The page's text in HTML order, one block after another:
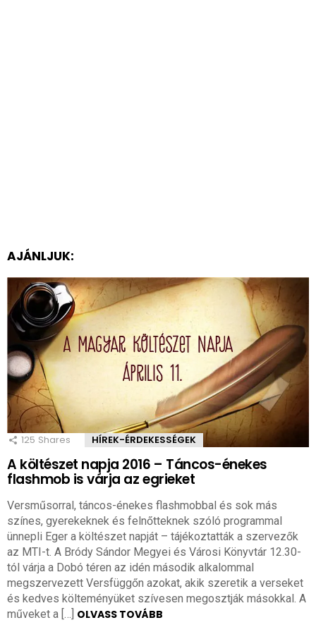
AJÁNLJUK:
125 Shares HÍREK-ÉRDEKESSÉGEK
A költészet napja 2016 – Táncos-énekes
flashmob is várja az egrieket
Versműsorral, táncos-énekes flashmobbal és sok más
színes, gyerekeknek és felnőtteknek szóló programmal
ünnepli Eger a költészet napját – tájékoztatták a szervezők
az MTI-t. A Bródy Sándor Megyei és Városi Könyvtár 12.30-
tól várja a Dobó téren az idén második alkalommal
megszervezett Versfüggőn azokat, akik szeretik a verseket
és kedves költeményüket szívesen megosztják másokkal. A
műveket a […] OLVASS TOVÁBB